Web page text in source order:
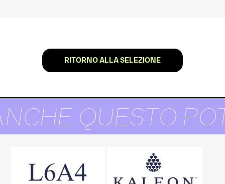
RITORNO ALLA SELEZIONE
QUESTO